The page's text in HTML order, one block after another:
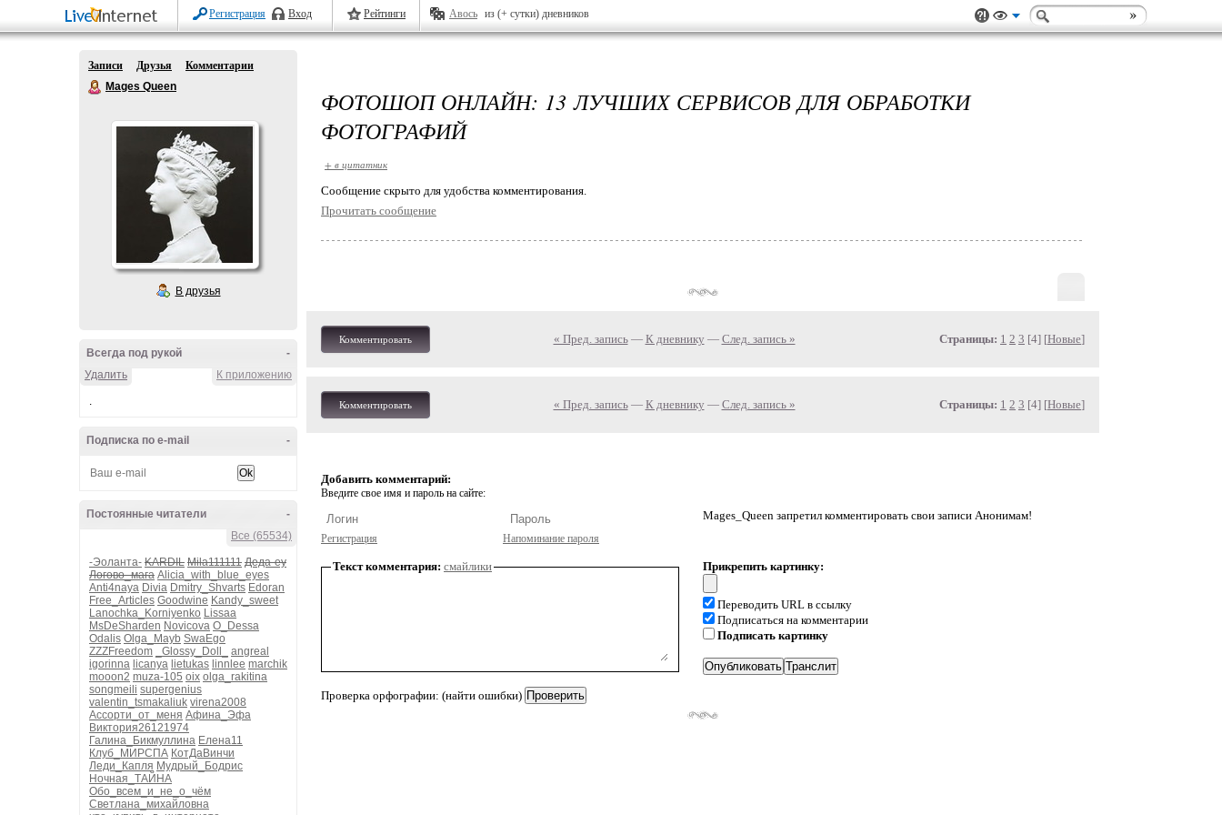
Регистрация Вход Рейтинги Авось из (+ сутки) дневников
Записи Друзья
Комментарии
Mages Queen
В друзья
-
Всегда под рукой
К приложению
Удалить
.
-
Подписка по e-mail
-
Постоянные читатели
Все (65534)
-Эоланта- KARDIL Mila111111 Деда-еу
Логово_мага Alicia_with_blue_eyes
Anti4naya Divia Dmitry_Shvarts Edoran
Free_Articles Goodwine Kandy_sweet
Lanochka_Korniyenko Lissaa
MsDeSharden Novicova O_Dessa
Odalis Olga_Mayb SwaEgo
ZZZFreedom
_Glossy_Doll_
angreal
igorinna licanya lietukas linnlee marchik
mooon2 muza-105 oix olga_rakitina
songmeili supergenius
valentin_tsmakaliuk virena2008
Ассорти_от_меня Афина_Эфа
Виктория26121974
Галина_Бикмуллина Елена11
Клуб_МИРСПА КотДаВинчи
Леди_Капля Мудрый_Бодрис
Ночная_ТАЙНА
Обо_всем_и_не_о_чём
Светлана_михайловна
ФОТОШОП ОНЛАЙН: 13 ЛУЧШИХ СЕРВИСОВ ДЛЯ ОБРАБОТКИ
ФОТОГРАФИЙ
+ в цитатник
Cообщение скрыто для удобства комментирования.
Прочитать сообщение
Комментировать « Пред. запись— К дневнику — След. запись » Страницы: 1 2 3 [4] [Новые]
Комментировать « Пред. запись— К дневнику — След. запись » Страницы: 1 2 3 [4] [Новые]
Добавить комментарий:
Введите свое имя и пароль на сайте:
Регистрация Напоминание пароля
Mages_Queen запретил комментировать свои записи Анонимам!
Текст комментария: смайлики
Проверка орфографии: (найти ошибки)
Прикрепить картинку:
Переводить URL в ссылку
Подписаться на комментарии
Подписать картинку